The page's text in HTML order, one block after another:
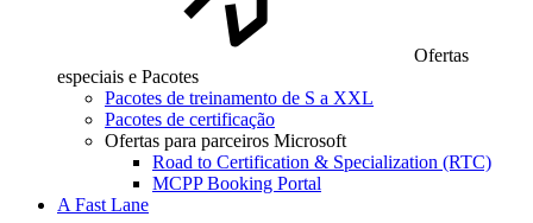
Ofertas
especiais e Pacotes
Pacotes de treinamento de S a XXL
Pacotes de certificação
Ofertas para parceiros Microsoft
Road to Certification & Specialization (RTC)
MCPP Booking Portal
A Fast Lane